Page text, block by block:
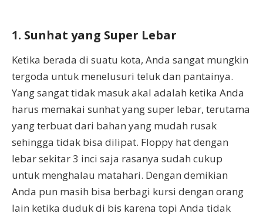
1. Sunhat yang Super Lebar
Ketika berada di suatu kota, Anda sangat mungkin
tergoda untuk menelusuri teluk dan pantainya.
Yang sangat tidak masuk akal adalah ketika Anda
harus memakai sunhat yang super lebar, terutama
yang terbuat dari bahan yang mudah rusak
sehingga tidak bisa dilipat. Floppy hat dengan
lebar sekitar 3 inci saja rasanya sudah cukup
untuk menghalau matahari. Dengan demikian
Anda pun masih bisa berbagi kursi dengan orang
lain ketika duduk di bis karena topi Anda tidak